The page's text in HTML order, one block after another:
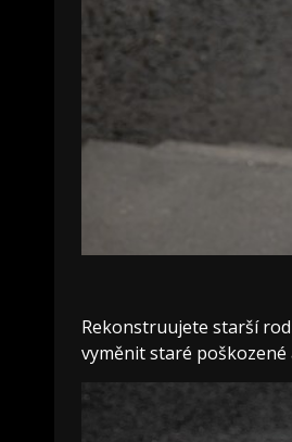
Rekonstruujete starší
vyměnit staré poškozené